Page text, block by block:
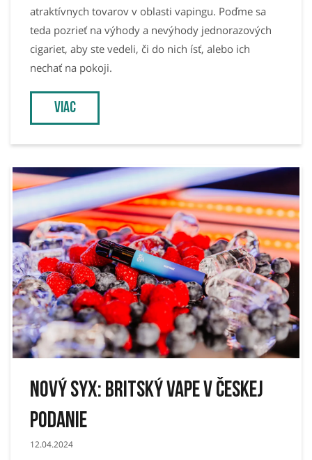
atraktívnych tovarov v oblasti vapingu. Poďme sa
teda pozrieť na výhody a nevýhody jednorazových
cigariet, aby ste vedeli, či do nich ísť, alebo ich
nechať na pokoji.
viac
Nový SYX: britský vape v Českej
podanie
12.04.2024